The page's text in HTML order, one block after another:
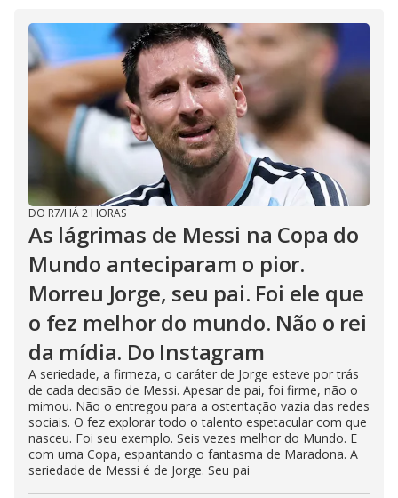
DO R7/HÁ 2 HORAS
As lágrimas de Messi na Copa do
Mundo anteciparam o pior.
Morreu Jorge, seu pai. Foi ele que
o fez melhor do mundo. Não o rei
da mídia. Do Instagram
A seriedade, a firmeza, o caráter de Jorge esteve por trás
de cada decisão de Messi. Apesar de pai, foi firme, não o
mimou. Não o entregou para a ostentação vazia das redes
sociais. O fez explorar todo o talento espetacular com que
nasceu. Foi seu exemplo. Seis vezes melhor do Mundo. E
com uma Copa, espantando o fantasma de Maradona. A
seriedade de Messi é de Jorge. Seu pai